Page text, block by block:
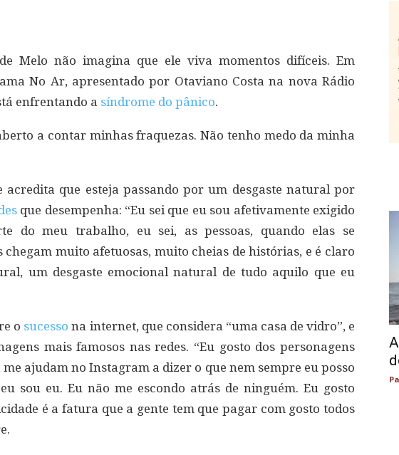
Melo não imagina que ele viva momentos difíceis. Em
No Ar, apresentado por Otaviano Costa na nova Rádio
enfrentando a síndrome do pânico.
a contar minhas fraquezas. Não tenho medo da minha
acredita que esteja passando por um desgaste natural por
que desempenha: “Eu sei que eu sou afetivamente exigido
do meu trabalho, eu sei, as pessoas, quando elas se
muito afetuosas, muito cheias de histórias, e é claro
um desgaste emocional natural de tudo aquilo que eu
o sucesso na internet, que considera “uma casa de vidro”, e
mais famosos nas redes. “Eu gosto dos personagens
ajudam no Instagram a dizer o que nem sempre eu posso
sou eu. Eu não me escondo atrás de ninguém. Eu gosto
é a fatura que a gente tem que pagar com gosto todos